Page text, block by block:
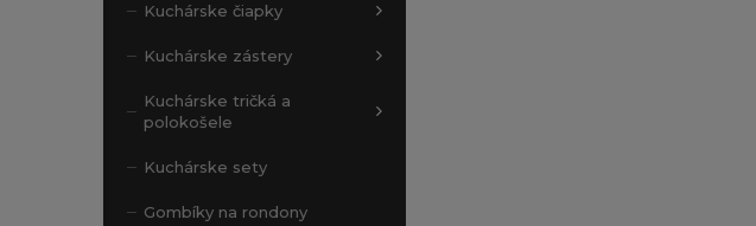
Kuchárske čiapky
Kuchárske zástery
Kuchárske tričká a
polokošele
Kuchárske sety
Gombíky na rondony